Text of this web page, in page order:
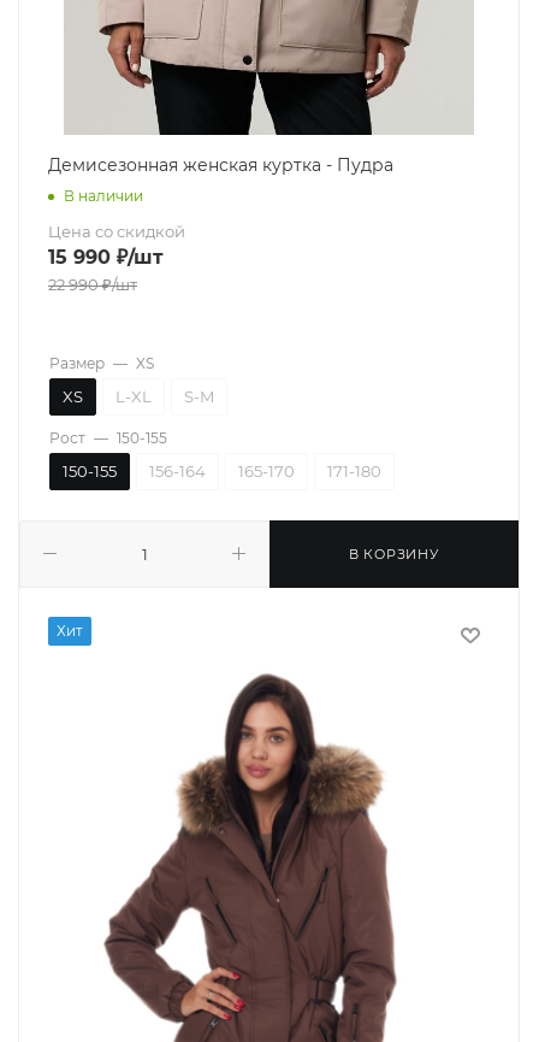
Демисезонная женская куртка - Пудра
В наличии
Цена со скидкой
15 990 ₽/шт
22 990₽/шт
В КОРЗИНУ
Размер — XS
XS L-XL S-M
Рост — 150-155
150-155 156-164 165-170 171-180
Хит